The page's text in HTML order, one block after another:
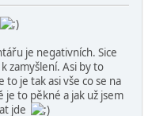
je negativních. Sice
zamyšlení. Asi by to
je tak asi vše co se na
to pěkné a jak už jsem
jde